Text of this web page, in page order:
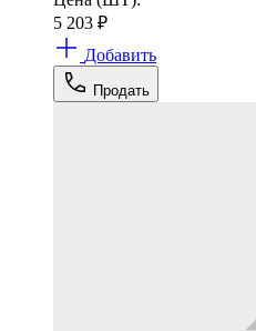
5 203 ₽
Добавить
Продать